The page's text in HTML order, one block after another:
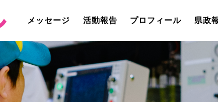
メッセージ 活動報告 プロフィール 県政